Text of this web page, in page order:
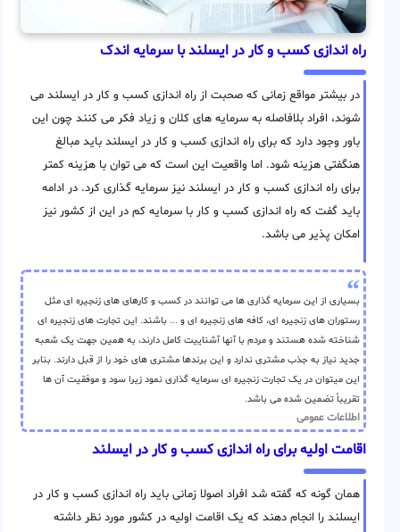
راه اندازی کسب و کار در ایسلند با سرمایه اندک
در بیشتر مواقع زمانی که صحبت از راه اندازی کسب و کار در ایسلند می
شوند، افراد بلافاصله به سرمایه های کلان و زیاد فکر می کنند چون این
باور وجود دارد که برای راه اندازی کسب و کار در ایسلند باید مبالغ
هنگفتی هزینه شود. اما واقعیت این است که می توان با هزینه کمتر
برای راه اندازی کسب و کار در ایسلند نیز سرمایه گذاری کرد. در ادامه
باید گفت که راه اندازی کسب و کار با سرمایه کم در این از کشور نیز
امکان پذیر می باشد.
بسیاری از این سرمایه گذاری ها می توانند در کسب و کارهای های زنجیره ای مثل
رستوران های زنجیره ای، کافه های زنجیره ای و ... باشند. این تجارت های زنجیره ای
شناخته شده هستند و مردم با آنها آشناییت کامل دارند، به همین جهت یک شعبه
جدید نیاز به جذب مشتری ندارد و این برندها مشتری های خود را از قبل دارند. بنابر
این میتوان در یک تجارت زنجیره ای سرمایه گذاری نمود زیرا سود و موفقیت آن ها
تقریباً تضمین شده می باشد.
اطلاعات عمومی
اقامت اولیه برای راه اندازی کسب و کار در ایسلند
همان گونه که گفته شد افراد اصولا زمانی باید راه اندازی کسب و کار در
ایسلند را انجام دهند که یک اقامت اولیه در کشور مورد نظر داشته